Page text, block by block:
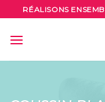
to
content
RÉALISONS